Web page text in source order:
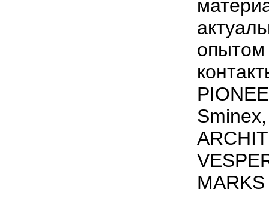
опытом